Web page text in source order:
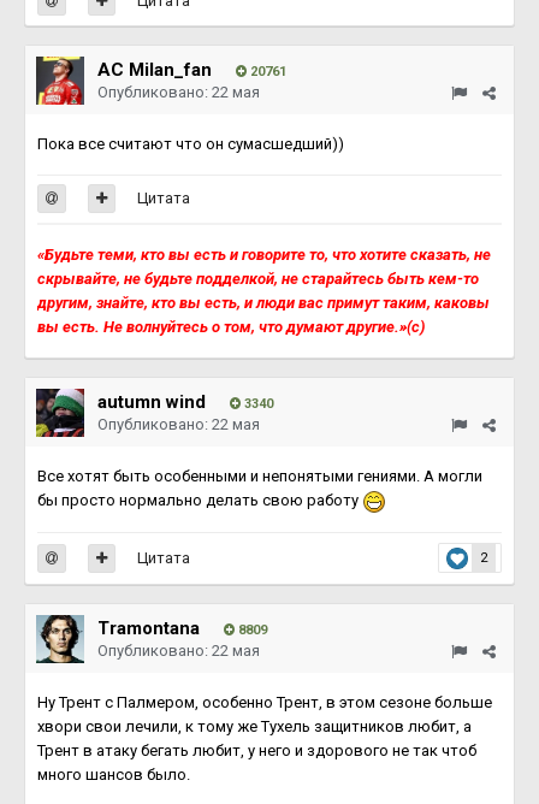
AC Milan_fan 20761
Опубликовано: 22 мая
Пока все считают что он сумасшедший))
Цитата
«Будьте теми, кто вы есть и говорите то, что хотите сказать, не
скрывайте, не будьте подделкой, не старайтесь быть кем-то
другим, знайте, кто вы есть, и люди вас примут таким, каковы
вы есть. Не волнуйтесь о том, что думают другие.»(с)
autumn wind 3340
Опубликовано: 22 мая
Все хотят быть особенными и непонятыми гениями. А могли
бы просто нормально делать свою работу
2
Цитата
Tramontana 8809
Опубликовано: 22 мая
Ну Трент с Палмером, особенно Трент, в этом сезоне больше
хвори свои лечили, к тому же Тухель защитников любит, а
Трент в атаку бегать любит, у него и здорового не так чтоб
много шансов было.